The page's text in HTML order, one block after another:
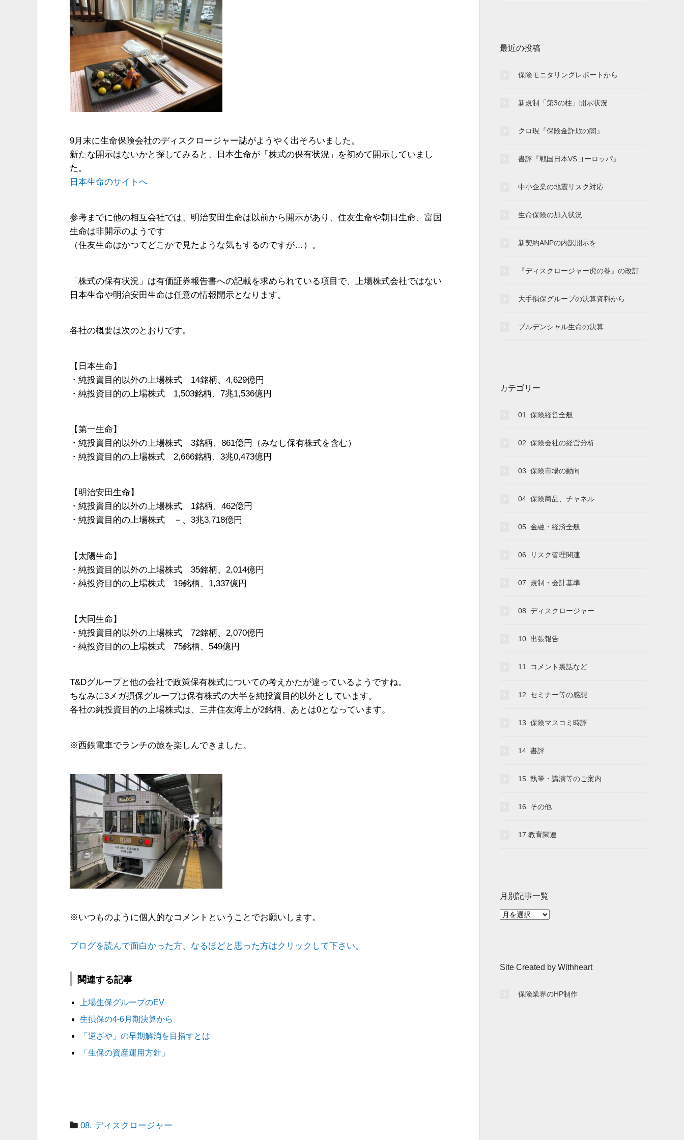
9月末に生命保険会社のディスクロージャー誌がようやく出そろいました。
新たな開示はないかと探してみると、日本生命が「株式の保有状況」を初めて開示していまし
た。
日本生命のサイトへ
参考までに他の相互会社では、明治安田生命は以前から開示があり、住友生命や朝日生命、富国
生命は非開示のようです
（住友生命はかつてどこかで見たような気もするのですが…）。
「株式の保有状況」は有価証券報告書への記載を求められている項目で、上場株式会社ではない
日本生命や明治安田生命は任意の情報開示となります。
各社の概要は次のとおりです。
【日本生命】
・純投資目的以外の上場株式 14銘柄、4,629億円
・純投資目的の上場株式 1,503銘柄、7兆1,536億円
【第一生命】
・純投資目的以外の上場株式 3銘柄、861億円（みなし保有株式を含む）
・純投資目的の上場株式 2,666銘柄、3兆0,473億円
【明治安田生命】
・純投資目的以外の上場株式 1銘柄、462億円
・純投資目的の上場株式 －、3兆3,718億円
【太陽生命】
・純投資目的以外の上場株式 35銘柄、2,014億円
・純投資目的の上場株式 19銘柄、1,337億円
【大同生命】
・純投資目的以外の上場株式 72銘柄、2,070億円
・純投資目的の上場株式 75銘柄、549億円
T&Dグループと他の会社で政策保有株式についての考えかたが違っているようですね。
ちなみに3メガ損保グループは保有株式の大半を純投資目的以外としています。
各社の純投資目的の上場株式は、三井住友海上が2銘柄、あとは0となっています。
※西鉄電車でランチの旅を楽しんできました。
※いつものように個人的なコメントということでお願いします。
ブログを読んで面白かった方、なるほどと思った方はクリックして下さい。
関連する記事
上場生保グループのEV
生損保の4-6月期決算から
「逆ざや」の早期解消を目指すとは
「生保の資産運用方針」
08. ディスクロージャー
最近の投稿
保険モニタリングレポートから
新規制「第3の柱」開示状況
クロ現『保険金詐欺の闇』
書評『戦国日本VSヨーロッパ』
中小企業の地震リスク対応
生命保険の加入状況
新契約ANPの内訳開示を
『ディスクロージャー虎の巻』の改訂
大手損保グループの決算資料から
プルデンシャル生命の決算
カテゴリー
01. 保険経営全般
02. 保険会社の経営分析
03. 保険市場の動向
04. 保険商品、チャネル
05. 金融・経済全般
06. リスク管理関連
07. 規制・会計基準
08. ディスクロージャー
10. 出張報告
11. コメント裏話など
12. セミナー等の感想
13. 保険マスコミ時評
14. 書評
15. 執筆・講演等のご案内
16. その他
17.教育関連
月別記事一覧
月
覧
Site Created by Withheart
保険業界のHP制作